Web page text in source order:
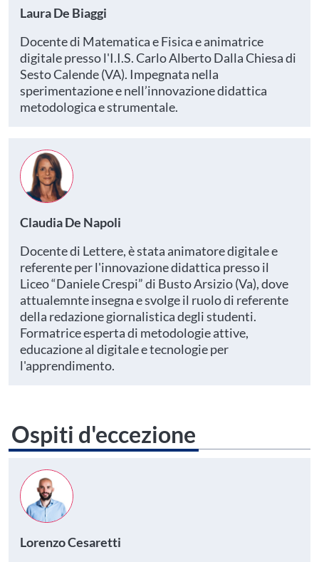
Laura De Biaggi
Docente di Matematica e Fisica e animatrice
digitale presso l'I.I.S. Carlo Alberto Dalla Chiesa di
Sesto Calende (VA). Impegnata nella
sperimentazione e nell’innovazione didattica
metodologica e strumentale.
Claudia De Napoli
Docente di Lettere, è stata animatore digitale e
referente per l'innovazione didattica presso il
Liceo “Daniele Crespi” di Busto Arsizio (Va), dove
attualemnte insegna e svolge il ruolo di referente
della redazione giornalistica degli studenti.
Formatrice esperta di metodologie attive,
educazione al digitale e tecnologie per
l'apprendimento.
Ospiti d'eccezione
Lorenzo Cesaretti